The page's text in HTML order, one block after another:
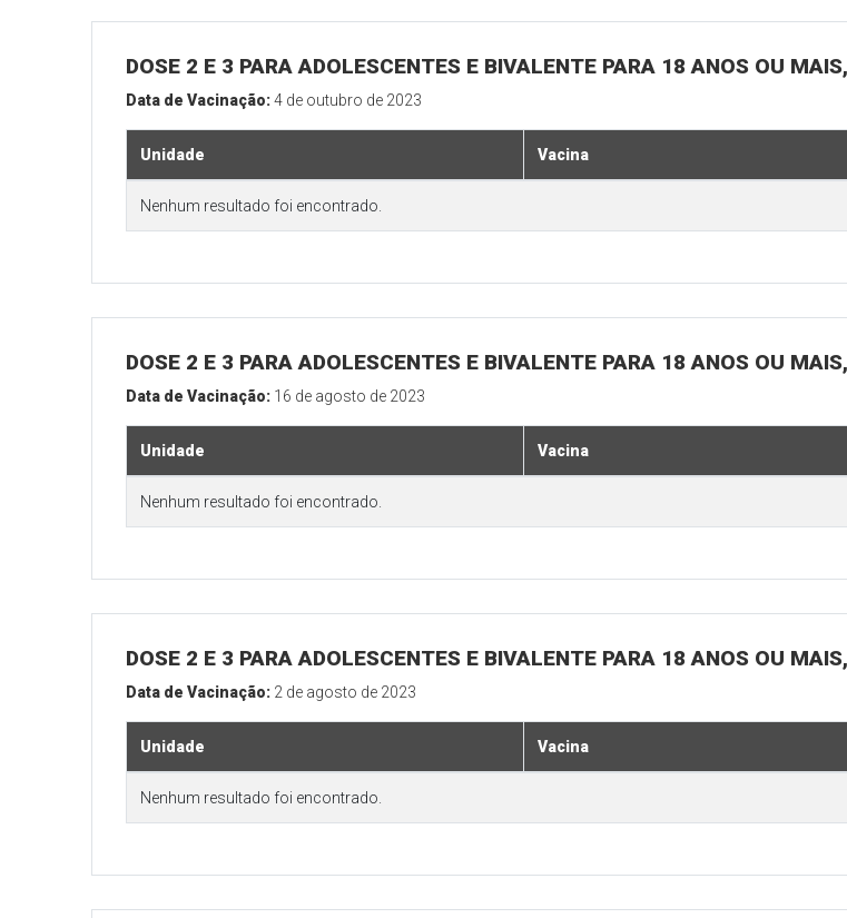
DOSE 2 E 3 PARA ADOLESCENTES E BIVALENTE PARA 18 ANOS OU
Data de Vacinação:4 de outubro de 2023
Unidade Vacina
Nenhum resultado foi encontrado.
DOSE 2 E 3 PARA ADOLESCENTES E BIVALENTE PARA 18 ANOS OU
Data de Vacinação: 16 de agosto de 2023
Unidade Vacina
Nenhum resultado foi encontrado.
DOSE 2 E 3 PARA ADOLESCENTES E BIVALENTE PARA 18 ANOS OU
Data de Vacinação: 2 de agosto de 2023
Unidade Vacina
Nenhum resultado foi encontrado.